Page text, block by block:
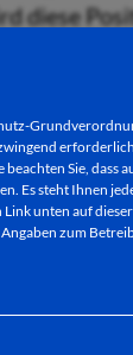
Sie, dass
Es steht Ihnen
unten auf
Angaben zum
diese